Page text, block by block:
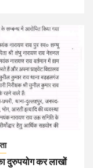
दुरुपयोग कर लाखों